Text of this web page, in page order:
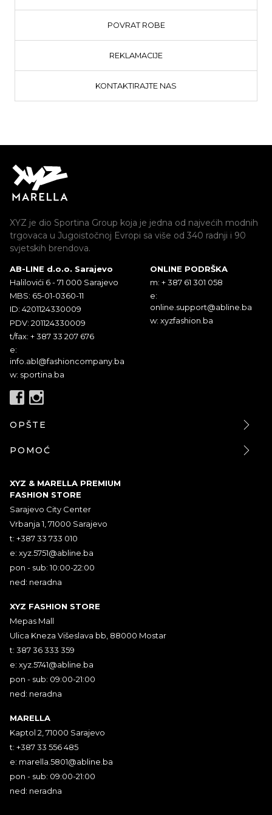
POVRAT ROBE
REKLAMACIJE
KONTAKTIRAJTE NAS
XYZ je dio Sportina Group koja je jedna od najvećih modnih
trgovaca u Jugoistočnoj Evropi sa više od 340 radnji i 90
svjetskih brendova.
AB-LINE d.o.o. Sarajevo
Halilovići 6 - 71 000 Sarajevo
MBS: 65-01-0360-11
ID: 4201124330009
PDV: 201124330009
t/fax: + 387 33 207 676
e:
info.abl@fashioncompany.ba
w: sportina.ba
ONLINE PODRŠKA
m: + 387 61 301 058
e:
online.support@abline.ba
w: xyzfashion.ba
OPŠTE
POMOĆ
XYZ & MARELLA PREMIUM
FASHION STORE
Sarajevo City Center
Vrbanja 1, 71000 Sarajevo
t: +387 33 733 010
e: xyz.5751@abline.ba
pon - sub: 10:00-22:00
ned: neradna
XYZ FASHION STORE
Mepas Mall
Ulica Kneza Višeslava bb, 88000 Mostar
t: 387 36 333 359
e: xyz.5741@abline.ba
pon - sub: 09:00-21:00
ned: neradna
MARELLA
Kaptol 2, 71000 Sarajevo
t: +387 33 556 485
e: marella.5801@abline.ba
pon - sub: 09:00-21:00
ned: neradna